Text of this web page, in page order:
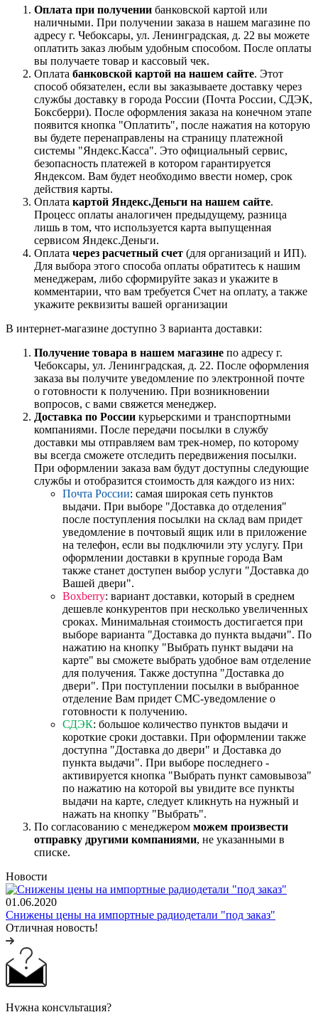
Оплата при получении банковской картой или
наличными. При получении заказа в нашем магазине по
адресу г. Чебоксары, ул. Ленинградская, д. 22 вы можете
оплатить заказ любым удобным способом. После оплаты
вы получаете товар и кассовый чек.
Оплата банковской картой на нашем сайте. Этот
способ обязателен, если вы заказываете доставку через
службы доставку в города России (Почта России, СДЭК,
Боксберри). После оформления заказа на конечном этапе
появится кнопка "Оплатить", после нажатия на которую
вы будете перенаправлены на страницу платежной
системы "Яндекс.Касса". Это официальный сервис,
безопасность платежей в котором гарантируется
Яндексом. Вам будет необходимо ввести номер, срок
действия карты.
Оплата картой Яндекс.Деньги на нашем сайте.
Процесс оплаты аналогичен предыдущему, разница
лишь в том, что используется карта выпущенная
сервисом Яндекс.Деньги.
Оплата через расчетный счет (для организаций и ИП).
Для выбора этого способа оплаты обратитесь к нашим
менеджерам, либо сформируйте заказ и укажите в
комментарии, что вам требуется Счет на оплату, а также
укажите реквизиты вашей организации
В интернет-магазине доступно 3 варианта доставки:
Получение товара в нашем магазине по адресу г.
Чебоксары, ул. Ленинградская, д. 22. После оформления
заказа вы получите уведомление по электронной почте
о готовности к получению. При возникновении
вопросов, с вами свяжется менеджер.
Доставка по России курьерскими и транспортными
компаниями. После передачи посылки в службу
доставки мы отправляем вам трек-номер, по которому
вы всегда сможете отследить передвижения посылки.
При оформлении заказа вам будут доступны следующие
службы и отобразится стоимость для каждого из них:
Почта России: самая широкая сеть пунктов
выдачи. При выборе "Доставка до отделения"
после поступления посылки на склад вам придет
уведомление в почтовый ящик или в приложение
на телефон, если вы подключили эту услугу. При
оформлении доставки в крупные города Вам
также станет доступен выбор услуги "Доставка до
Вашей двери".
Boxberry: вариант доставки, который в среднем
дешевле конкурентов при несколько увеличенных
сроках. Минимальная стоимость достигается при
выборе варианта "Доставка до пункта выдачи". По
нажатию на кнопку "Выбрать пункт выдачи на
карте" вы сможете выбрать удобное вам отделение
для получения. Также доступна "Доставка до
двери". При поступлении посылки в выбранное
отделение Вам придет СМС-уведомление о
готовности к получению.
СДЭК: большое количество пунктов выдачи и
короткие сроки доставки. При оформлении также
доступна "Доставка до двери" и Доставка до
пункта выдачи". При выборе последнего -
активируется кнопка "Выбрать пункт самовывоза"
по нажатию на которой вы увидите все пункты
выдачи на карте, следует кликнуть на нужный и
нажать на кнопку "Выбрать".
По согласованию с менеджером можем произвести
отправку другими компаниями, не указанными в
списке.
Новости
01.06.2020
Снижены цены на импортные радиодетали "под заказ"
Отличная новость!
Нужна консультация?